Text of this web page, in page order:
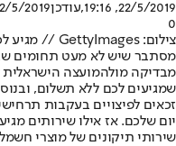
22/5/2019, 19:16
,עודכן5/2019, 19:24
0
צילום: GettyImages // מגיע לכם שירות
מסתבר שיש לא מעט תחומים
מבדיקה מולהמועצה הישראלית
שמגיעים לכם ללא תשלום,
זכאים לפיצויים בעקבות
יום שלכם. אז אילו שירותים
שירותי תיקונים של מוצרי